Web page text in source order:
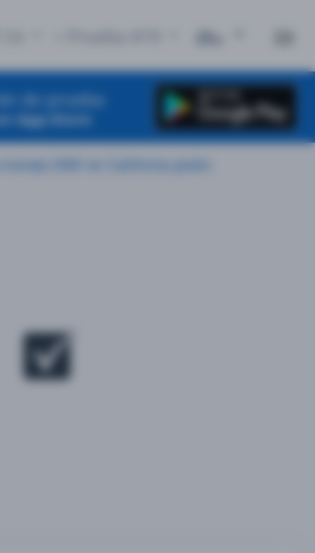
de prueba
App Store